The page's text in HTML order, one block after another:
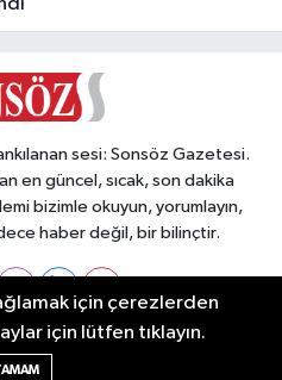
sesi: Sonsöz Gazetesi.
en güncel, sıcak, son dakika
bizimle okuyun, yorumlayın,
haber değil, bir bilinçtir.
için çerezlerden
için lütfen tıklayın.